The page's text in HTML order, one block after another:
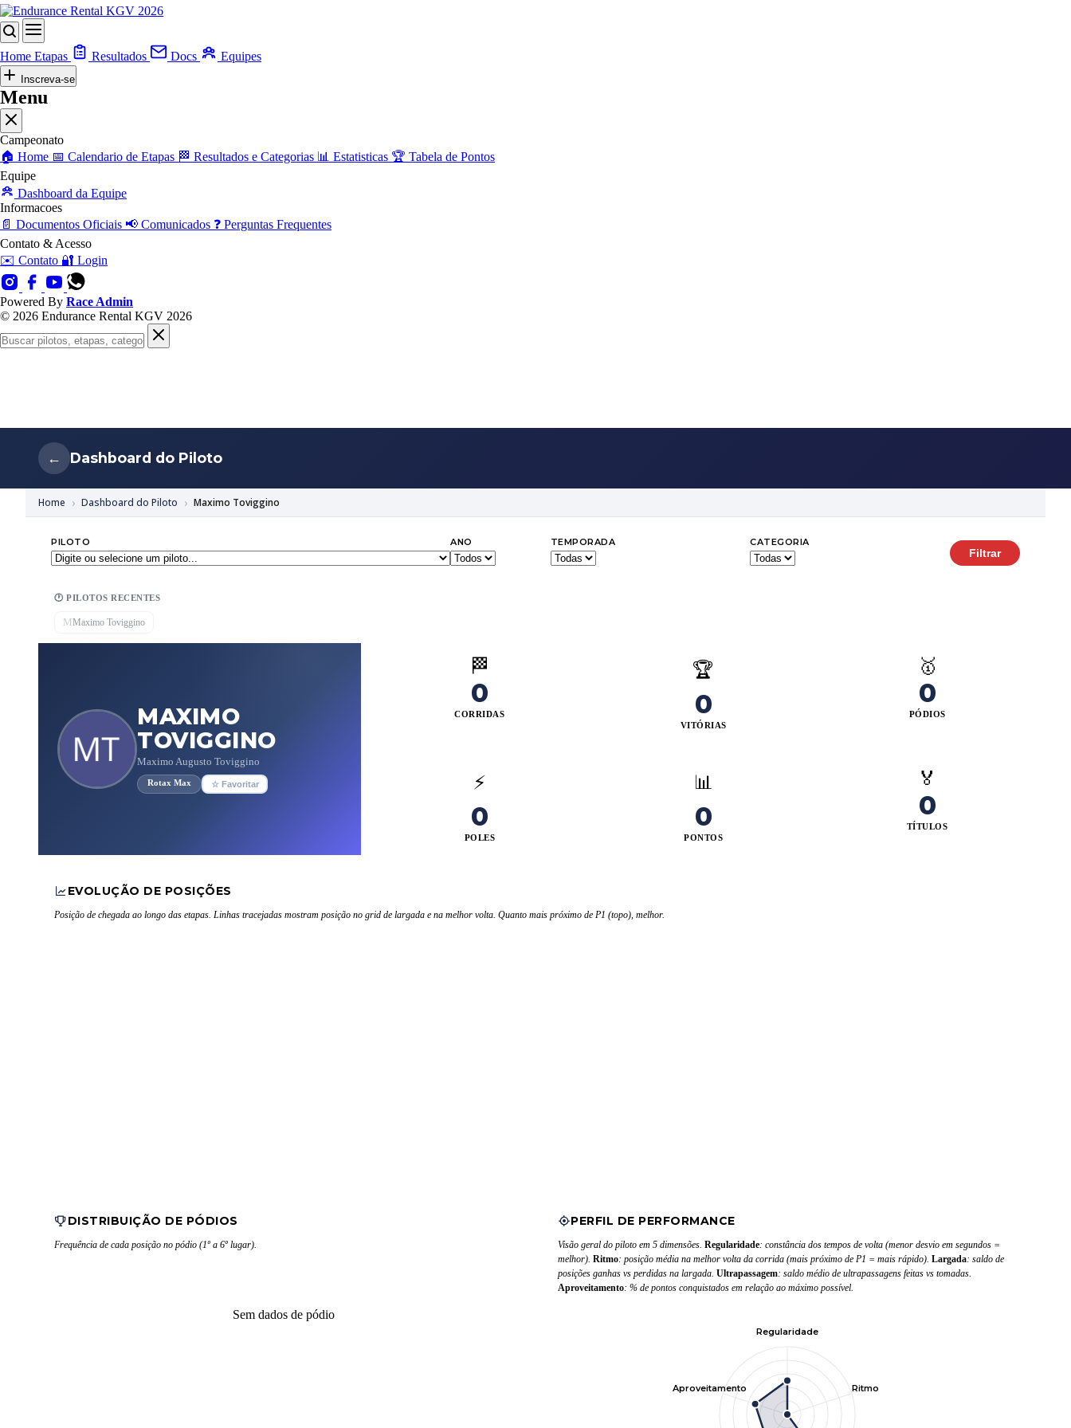
Home Etapas Resultados Docs Equipes
Inscreva-se
Menu
Campeonato
🏠 Home 📅 Calendario de Etapas 🏁 Resultados e Categorias 📊 Estatisticas 🏆 Tabela de Pontos
Equipe
Dashboard da Equipe
Informacoes
📄 Documentos Oficiais 📢 Comunicados ❓ Perguntas Frequentes
Contato & Acesso
✉️ Contato 🔐 Login
Powered By Race Admin
© 2026 Endurance Rental KGV 2026
← Dashboard do Piloto
Home Dashboard do Piloto Maximo Toviggino
PILOTO ANO TEMPORADA CATEGORIA
Filtrar
🕐 PILOTOS RECENTES
MMaximo Toviggino
MAXIMO
TOVIGGINO
Maximo Augusto Toviggino
Rotax Max ☆ Favoritar
🏁
0
CORRIDAS
🏆
0
VITÓRIAS
🥇
0
PÓDIOS
⚡
0
POLES
📊
0
PONTOS
🏅
0
TÍTULOS
EVOLUÇÃO DE POSIÇÕES
Posição de chegada ao longo das etapas. Linhas tracejadas mostram posição no grid de largada e na melhor volta. Quanto mais próximo de P1 (topo), melhor.
DISTRIBUIÇÃO DE PÓDIOS
Frequência de cada posição no pódio (1º a 6º lugar).
Sem dados de pódio
PERFIL DE PERFORMANCE
Visão geral do piloto em 5 dimensões. Regularidade: constância dos tempos de volta (menor desvio em segundos =
melhor). Ritmo: posição média na melhor volta da corrida (mais próximo de P1 = mais rápido). Largada: saldo de
posições ganhas vs perdidas na largada. Ultrapassagem: saldo médio de ultrapassagens feitas vs tomadas.
Aproveitamento: % de pontos conquistados em relação ao máximo possível.
Regularidade
Ritmo
Aproveitamento